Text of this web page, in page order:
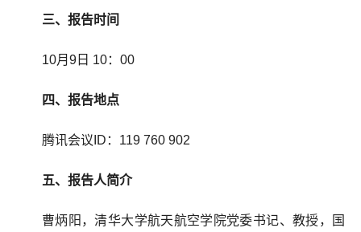
三、报告时间
10月9日 10：00
四、报告地点
腾讯会议ID：119 760 902
五、报告人简介
曹炳阳，清华大学航天航空学院党委书记、教授，国